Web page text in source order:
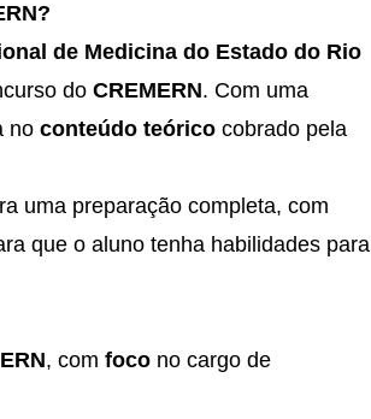
de Medicina do Estado do Rio
do CREMERN. Com uma
no conteúdo teórico cobrado pela
uma preparação completa, com
que o aluno tenha habilidades para
, com foco no cargo de